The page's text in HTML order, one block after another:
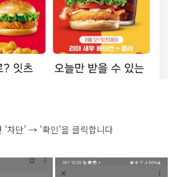
'차단' → '확인'을 클릭합니다